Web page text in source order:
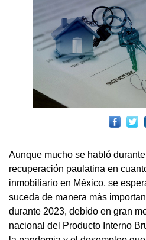
Aunque mucho se habló
recuperación paulatina en
inmobiliario en México, se
suceda de manera más
durante 2023, debido en gran
nacional del Producto Interno